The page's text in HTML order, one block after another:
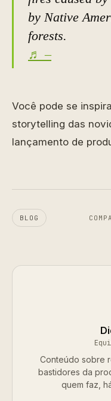
by Native
forests.
♬ –
Você pode se
storytelling das
lançamento de
BLOG
Conteúdo sobre
bastidores da
quem faz,